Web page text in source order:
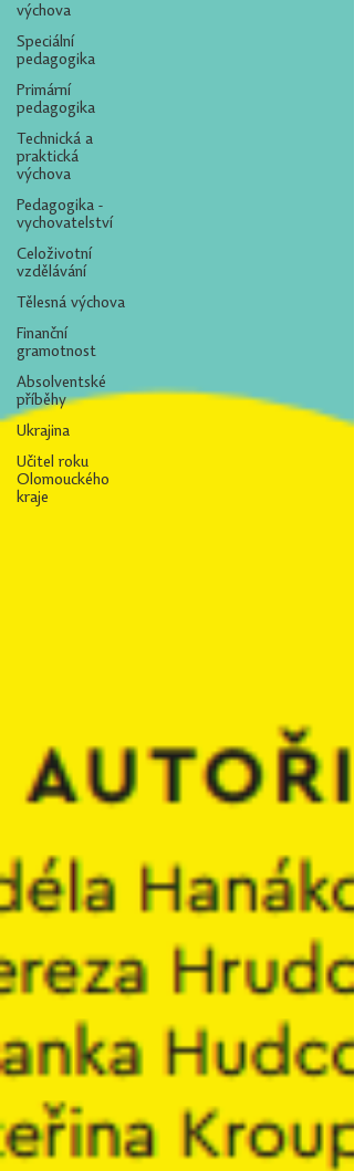
výchova
Speciální
pedagogika
Primární
pedagogika
Technická a
praktická
výchova
Pedagogika -
vychovatelství
Celoživotní
vzdělávání
Tělesná výchova
Finanční
gramotnost
Absolventské
příběhy
Ukrajina
Učitel roku
Olomouckého
kraje